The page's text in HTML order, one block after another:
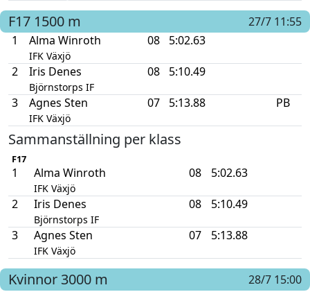
F17 1500 m
27/7 11:55
1
Alma Winroth
IFK Växjö
08 5:02.63
2 Iris Denes
Björnstorps IF
08 5:10.49
3 Agnes Sten
IFK Växjö
07 5:13.88 PB
Sammanställning per klass
F17
1 Alma Winroth
IFK Växjö
08 5:02.63
2 Iris Denes
Björnstorps IF
08 5:10.49
3 Agnes Sten
IFK Växjö
07 5:13.88
Kvinnor 3000 m
28/7 15:00